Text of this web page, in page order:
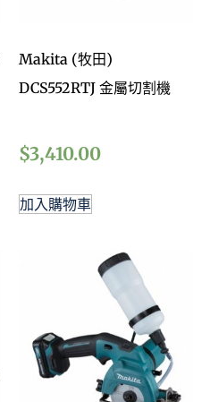
Makita (牧田)
DCS552RTJ 金屬切割機
$3,410.00
加入購物車